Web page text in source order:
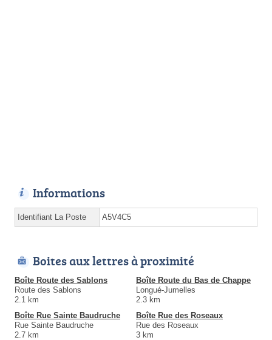
Informations
Identifiant La Poste A5V4C5
Boites aux lettres à proximité
Boîte Route des Sablons
Route des Sablons
2.1 km
Boîte Route du Bas de Chappe
Longué-Jumelles
2.3 km
Boîte Rue Sainte Baudruche
Rue Sainte Baudruche
2.7 km
Boîte Rue des Roseaux
Rue des Roseaux
3 km